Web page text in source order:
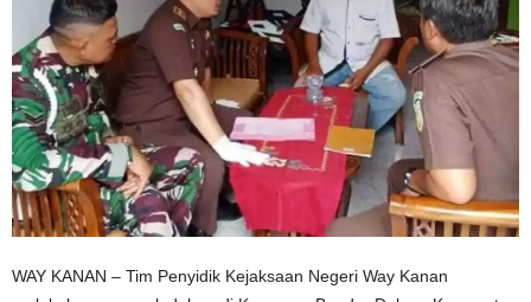
WAY KANAN – Tim Penyidik Kejaksaan Negeri Way Kanan